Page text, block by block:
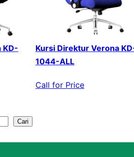
KD-
Kursi Direktur Verona
1044-ALL
Call for Price
Cari